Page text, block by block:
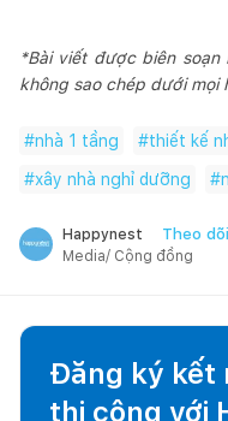
*Bài viết được biên soạn
không sao chép dưới mọi
#nhà 1 tầng #thiết kế
#xây nhà nghỉ dưỡng #
Happynest Theo dõi
Media/ Cộng đồng
Đăng ký kết
thi công với